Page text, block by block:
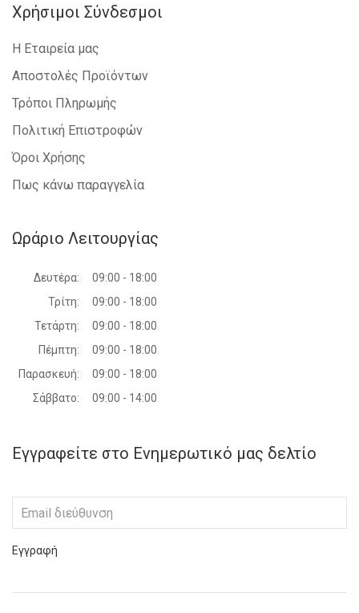
Χρήσιμοι Σύνδεσμοι
Η Εταιρεία μας
Αποστολές Προϊόντων
Τρόποι Πληρωμής
Πολιτική Επιστροφών
Όροι Χρήσης
Πως κάνω παραγγελία
Ωράριο Λειτουργίας
Δευτέρα:
09:00 - 18:00
Τρίτη:
09:00 - 18:00
Τετάρτη:
09:00 - 18:00
Πέμπτη:
09:00 - 18:00
Παρασκευή:
09:00 - 18:00
Σάββατο:
09:00 - 14:00
Εγγραφείτε στο Ενημερωτικό μας δελτίο
Εγγραφή